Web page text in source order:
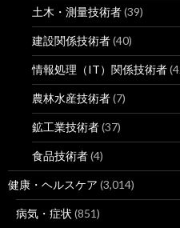
土木・測量技術者(39)
建設関係技術者(40)
情報処理（IT）関係技術者
農林水産技術者(7)
鉱工業技術者(37)
食品技術者(4)
健康・ヘルスケア (3,014)
病気・症状 (851)